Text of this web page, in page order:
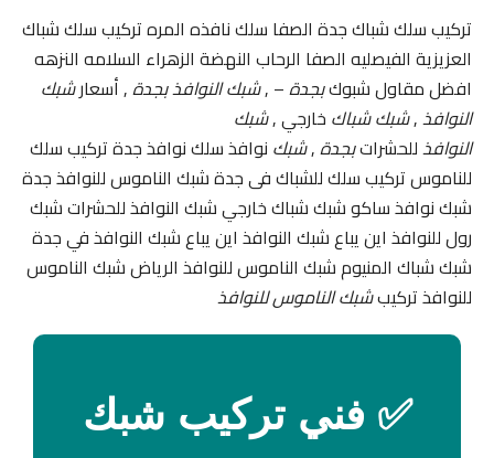
تركيب سلك شباك جدة الصفا سلك نافذه المره تركيب سلك شباك
العزيزية الفيصليه الصفا الرحاب النهضة الزهراء السلامه النزهه
افضل مقاول شبوكبجدة– ,شبك النوافذ بجدة, أسعارشبك
النوافذ,شبك شباك خارجي ,شبك
النوافذللحشراتبجدة,شبك نوافذ سلك نوافذ جدة تركيب سلك
للناموس تركيب سلك للشباك فى جدة شبك الناموس للنوافذ جدة
شبك نوافذ ساكو شبك شباك خارجي شبك النوافذ للحشرات شبك
رول للنوافذ اين يباع شبك النوافذ اين يباع شبك النوافذ في جدة
شبك شباك المنيوم شبك الناموس للنوافذ الرياض شبك الناموس
للنوافذ تركيبشبك الناموس للنوافذ
✅ فني تركيب شبك